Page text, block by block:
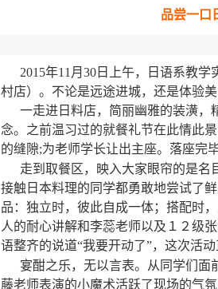
品尝一口
2015年11月30日上午，日语系教
村店）。不论是远途进城，还是体验
一走进日料店，简丽幽雅的装潢，
念。之前温习过的就餐礼节在此情此
的缝隙;为老师学长让出主座。落座完
走到取餐区，映入大家眼帘的是名
接触日本料理的同学都勇敢地尝试了
品：独立时，彼此自成一体；搭配时
人的耐心讲解和李蕊老师以及１２级
语整齐的说道“我要开动了”，这次活动
宴酣之乐，无以言表。从同学们
藤老师表演的小魔术活跃了现场的气